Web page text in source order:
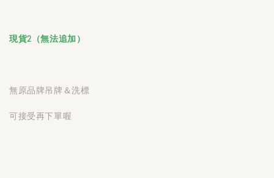
現貨2（無法追加）
無原品牌吊牌＆洗標
可接受再下單喔